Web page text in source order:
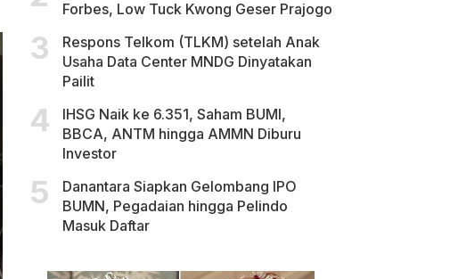
Forbes, Low Tuck Kwong Geser Prajogo
Respons Telkom (TLKM) setelah Anak
Usaha Data Center MNDG Dinyatakan
Pailit
IHSG Naik ke 6.351, Saham BUMI,
BBCA, ANTM hingga AMMN Diburu
Investor
Danantara Siapkan Gelombang IPO
BUMN, Pegadaian hingga Pelindo
Masuk Daftar